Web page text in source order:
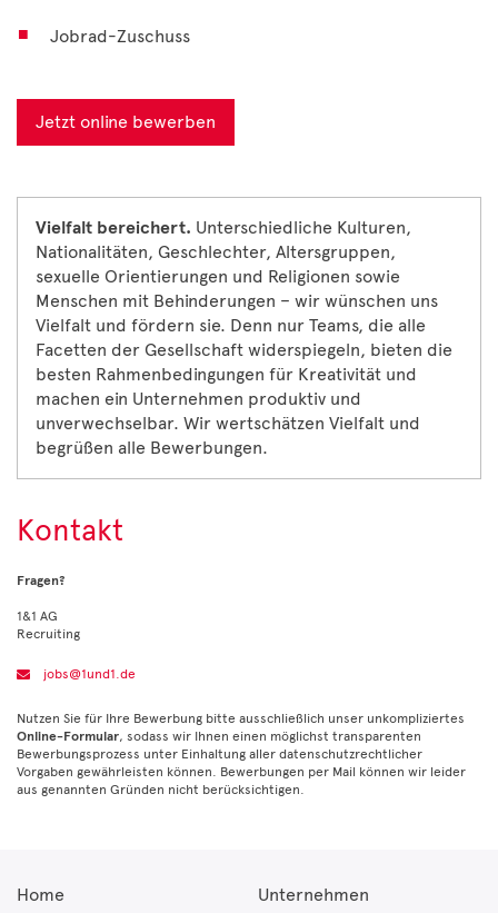
Jobrad-Zuschuss
Jetzt online bewerben
Vielfalt bereichert. Unterschiedliche Kulturen,
Nationalitäten, Geschlechter, Altersgruppen,
sexuelle Orientierungen und Religionen sowie
Menschen mit Behinderungen – wir wünschen uns
Vielfalt und fördern sie. Denn nur Teams, die alle
Facetten der Gesellschaft widerspiegeln, bieten die
besten Rahmenbedingungen für Kreativität und
machen ein Unternehmen produktiv und
unverwechselbar. Wir wertschätzen Vielfalt und
begrüßen alle Bewerbungen.
Kontakt
Fragen?
1&1 AG
Recruiting
jobs@1und1.de
Nutzen Sie für Ihre Bewerbung bitte ausschließlich unser unkompliziertes
Online-Formular, sodass wir Ihnen einen möglichst transparenten
Bewerbungsprozess unter Einhaltung aller datenschutzrechtlicher
Vorgaben gewährleisten können. Bewerbungen per Mail können wir leider
aus genannten Gründen nicht berücksichtigen.
Home Unternehmen